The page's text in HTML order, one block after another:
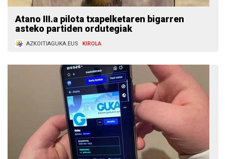
Atano III.a pilota txapelketaren bigarren
asteko partiden ordutegiak
AZKOITIAGUKA.EUS KIROLA